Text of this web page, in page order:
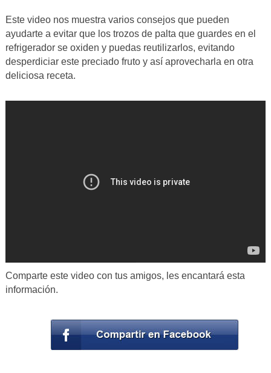
Este video nos muestra varios consejos que pueden
ayudarte a evitar que los trozos de palta que guardes en el
refrigerador se oxiden y puedas reutilizarlos, evitando
desperdiciar este preciado fruto y así aprovecharla en otra
deliciosa receta.
Comparte este video con tus amigos, les encantará esta
información.